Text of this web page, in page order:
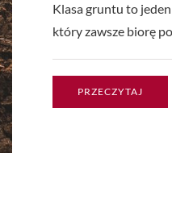
Klasa gruntu to
który zawsze biorę
PRZECZYTAJ